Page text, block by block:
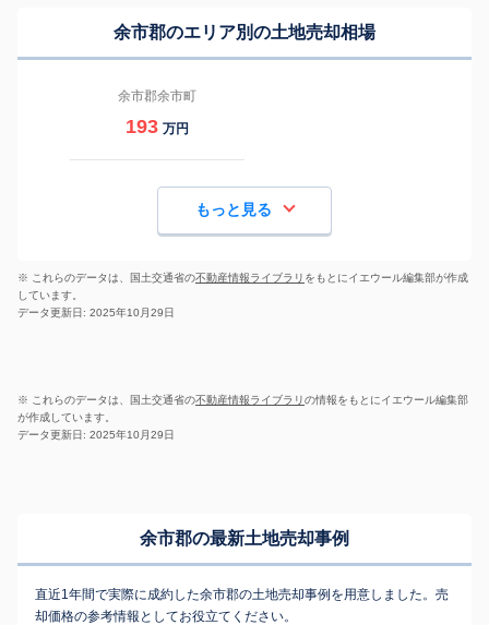
余市郡のエリア別の土地売却相場
余市郡余市町
193 万円
もっと見る
※ これらのデータは、国土交通省の不動産情報ライブラリ をもとにイエウール編集部が作成
しています。
データ更新日: 2025年10月29日
※ これらのデータは、国土交通省の不動産情報ライブラリの情報をもとにイエウール編集部
が作成しています。
データ更新日: 2025年10月29日
余市郡の最新土地売却事例
直近1年間で実際に成約した余市郡の土地売却事例を用意しました。売
却価格の参考情報としてお役立てください。